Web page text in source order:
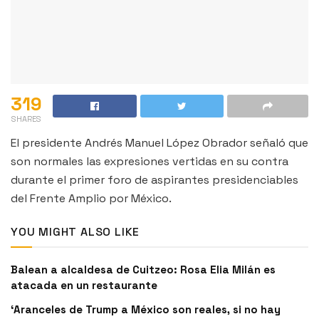
319
SHARES
El presidente Andrés Manuel López Obrador señaló que
son normales las expresiones vertidas en su contra
durante el primer foro de aspirantes presidenciables
del Frente Amplio por México.
YOU MIGHT ALSO LIKE
Balean a alcaldesa de Cuitzeo: Rosa Elia Milán es
atacada en un restaurante
‘Aranceles de Trump a México son reales, si no hay